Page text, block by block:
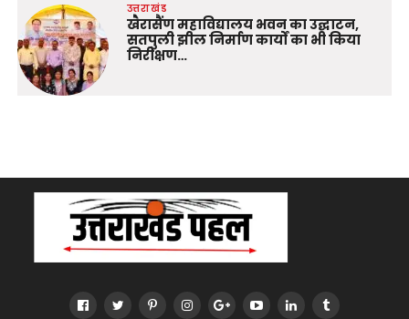
उत्तराखंड
खैरासैंण महाविद्यालय भवन का उद्घाटन,
सतपुली झील निर्माण कार्यों का भी किया
निरीक्षण…